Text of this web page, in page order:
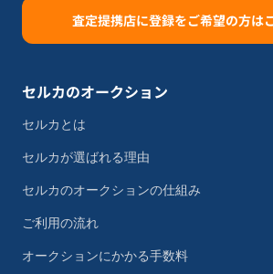
査定提携店に登録をご希望の方は
セルカのオークション
セルカとは
セルカが選ばれる理由
セルカのオークションの仕組み
ご利用の流れ
オークションにかかる手数料